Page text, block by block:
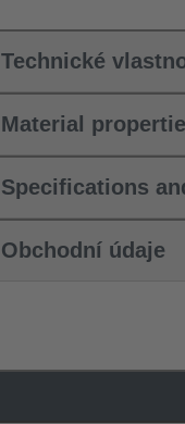
Technické
Material
Specifications
Obchodní údaje